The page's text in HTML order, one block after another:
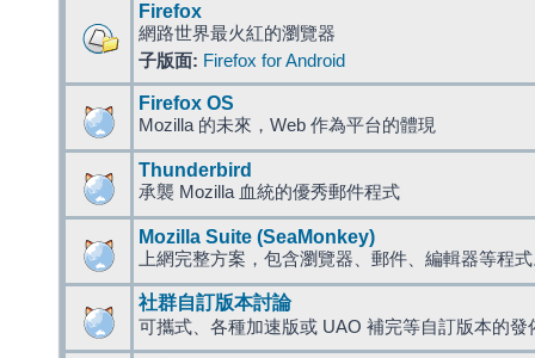
Firefox
網路世界最火紅的瀏覽器
子版面: Firefox for Android
Firefox OS
Mozilla 的未來，Web 作為平台的體現
Thunderbird
承襲 Mozilla 血統的優秀郵件程式
Mozilla Suite (SeaMonkey)
上網完整方案，包含瀏覽器、郵件、編輯器等程
社群自訂版本討論
可攜式、各種加速版或 UAO 補完等自訂版本的發